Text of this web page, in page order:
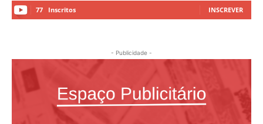
77 Inscritos INSCREVER
- Publicidade -